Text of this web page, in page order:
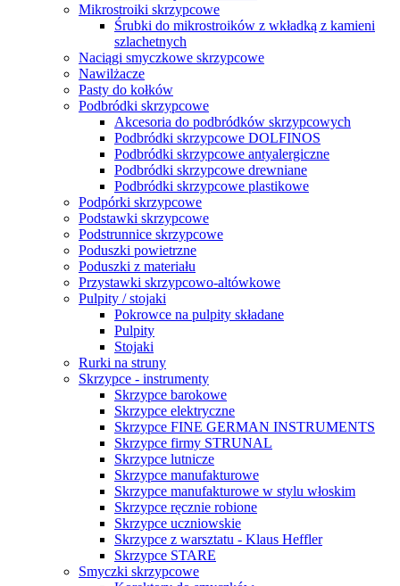
Mikrostroiki skrzypcowe
Śrubki do mikrostroików z wkładką z kamieni
szlachetnych
Naciągi smyczkowe skrzypcowe
Nawilżacze
Pasty do kołków
Podbródki skrzypcowe
Akcesoria do podbródków skrzypcowych
Podbródki skrzypcowe DOLFINOS
Podbródki skrzypcowe antyalergiczne
Podbródki skrzypcowe drewniane
Podbródki skrzypcowe plastikowe
Podpórki skrzypcowe
Podstawki skrzypcowe
Podstrunnice skrzypcowe
Poduszki powietrzne
Poduszki z materiału
Przystawki skrzypcowo-altówkowe
Pulpity / stojaki
Pokrowce na pulpity składane
Pulpity
Stojaki
Rurki na struny
Skrzypce - instrumenty
Skrzypce barokowe
Skrzypce elektryczne
Skrzypce FINE GERMAN INSTRUMENTS
Skrzypce firmy STRUNAL
Skrzypce lutnicze
Skrzypce manufakturowe
Skrzypce manufakturowe w stylu włoskim
Skrzypce ręcznie robione
Skrzypce uczniowskie
Skrzypce z warsztatu - Klaus Heffler
Skrzypce STARE
Smyczki skrzypcowe